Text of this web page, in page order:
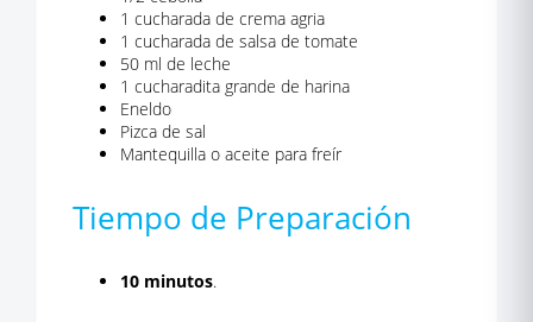
1 cucharada de crema agria
1 cucharada de salsa de tomate
50 ml de leche
1 cucharadita grande de harina
Eneldo
Pizca de sal
Mantequilla o aceite para freír
Tiempo de Preparación
10 minutos.